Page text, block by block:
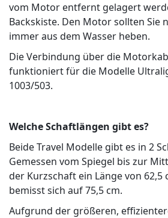
vom Motor entfernt gelagert
Backskiste. Den Motor sollten Sie
immer aus dem Wasser heben.
Die Verbindung über die
funktioniert für die Modelle
1003/503.
Welche Schaftlängen gibt es?
Beide Travel Modelle gibt es in 2
Gemessen vom Spiegel bis zur
der Kurzschaft ein Länge von 62,5
bemisst sich auf 75,5 cm.
Aufgrund der größeren,